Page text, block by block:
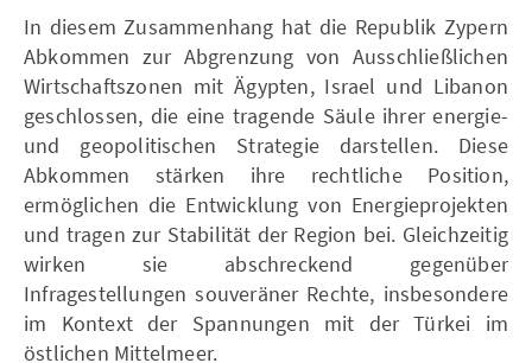
In diesem Zusammenhang hat die Republik Zypern
Abkommen zur Abgrenzung von Ausschließlichen
Wirtschaftszonen mit Ägypten, Israel und Libanon
geschlossen, die eine tragende Säule ihrer energie-
und geopolitischen Strategie darstellen. Diese
Abkommen stärken ihre rechtliche Position,
ermöglichen die Entwicklung von Energieprojekten
und tragen zur Stabilität der Region bei. Gleichzeitig
wirken sie abschreckend gegenüber
Infragestellungen souveräner Rechte, insbesondere
im Kontext der Spannungen mit der Türkei im
östlichen Mittelmeer.